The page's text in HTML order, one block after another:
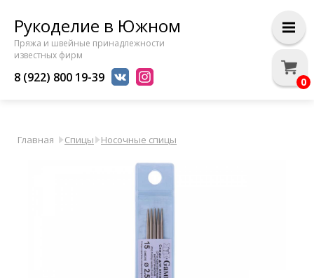
Рукоделие в Южном
Пряжа и швейные принадлежности
известных фирм
8 (922) 800 19-39
Главная Спицы Носочные спицы
0